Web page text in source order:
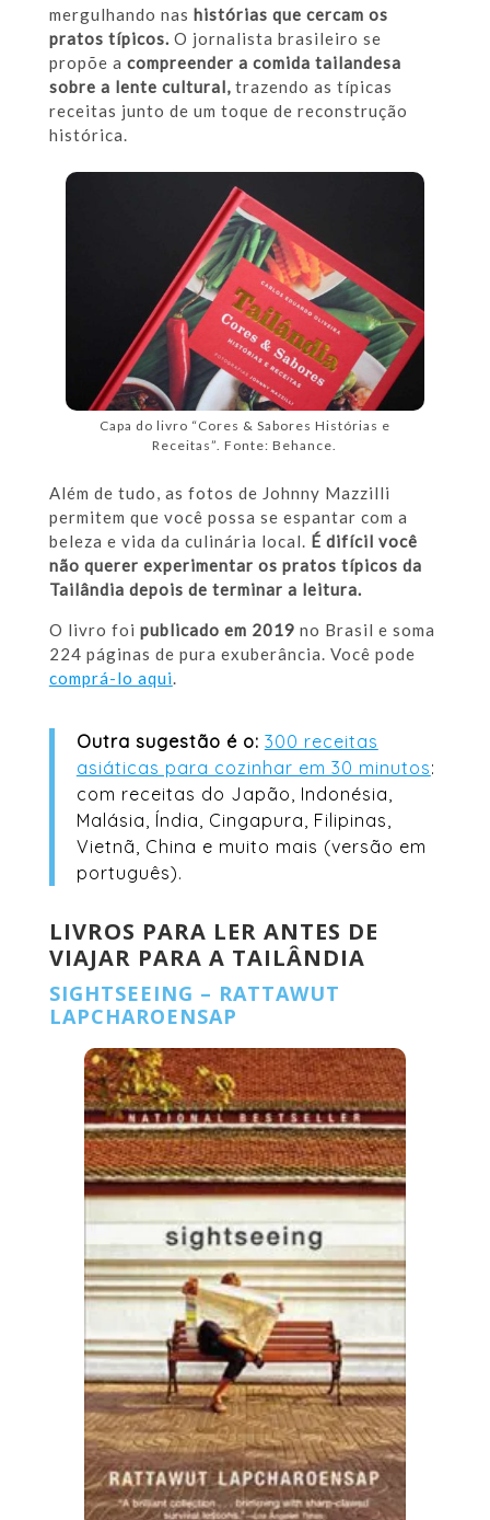
mergulhando nas histórias que cercam os
pratos típicos. O jornalista brasileiro se
propõe a compreender a comida tailandesa
sobre a lente cultural, trazendo as típicas
receitas junto de um toque de reconstrução
histórica.
Capa do livro “Cores & Sabores Histórias e
Receitas”. Fonte: Behance.
Além de tudo, as fotos de Johnny Mazzilli
permitem que você possa se espantar com a
beleza e vida da culinária local. É difícil você
não querer experimentar os pratos típicos da
Tailândia depois de terminar a leitura.
O livro foi publicado em 2019 no Brasil e soma
224 páginas de pura exuberância. Você pode
comprá-lo aqui.
Outra sugestão é o: 300 receitas
asiáticas para cozinhar em 30 minutos:
com receitas do Japão, Indonésia,
Malásia, Índia, Cingapura, Filipinas,
Vietnã, China e muito mais (versão em
português).
LIVROS PARA LER ANTES DE
VIAJAR PARA A TAILÂNDIA
SIGHTSEEING – RATTAWUT
LAPCHAROENSAP